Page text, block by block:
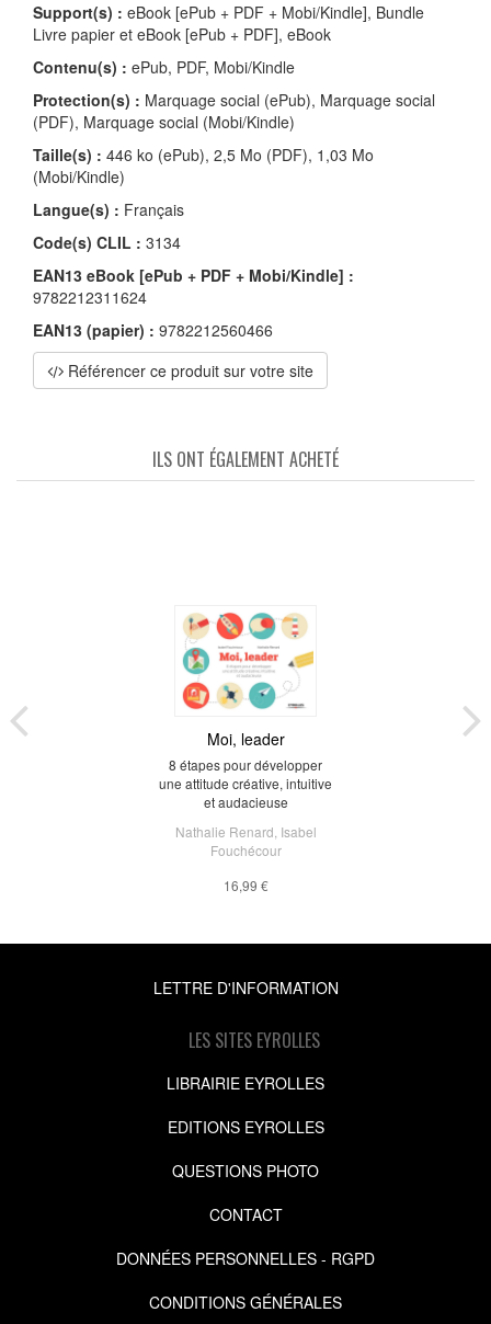
Support(s) : eBook [ePub + PDF + Mobi/Kindle], Bundle
Livre papier et eBook [ePub + PDF], eBook
Contenu(s) : ePub, PDF, Mobi/Kindle
Protection(s) : Marquage social (ePub), Marquage social
(PDF), Marquage social (Mobi/Kindle)
Taille(s) : 446 ko (ePub), 2,5 Mo (PDF), 1,03 Mo
(Mobi/Kindle)
Langue(s) : Français
Code(s) CLIL : 3134
EAN13 eBook [ePub + PDF + Mobi/Kindle] :
9782212311624
EAN13 (papier) : 9782212560466
Référencer ce produit sur votre site
ILS ONT ÉGALEMENT ACHETÉ
Moi, leader
8 étapes pour développer
une attitude créative, intuitive
et audacieuse
Nathalie Renard Isabel
Fouchécour
16,99 €
LETTRE D'INFORMATION
LES SITES EYROLLES
LIBRAIRIE EYROLLES
EDITIONS EYROLLES
QUESTIONS PHOTO
CONTACT
DONNÉES PERSONNELLES - RGPD
CONDITIONS GÉNÉRALES